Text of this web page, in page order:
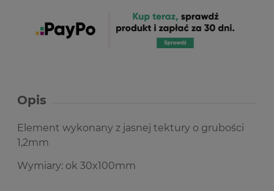
Opis
Element wykonany z jasnej tektury o grubości
1,2mm
Wymiary: ok 30x100mm